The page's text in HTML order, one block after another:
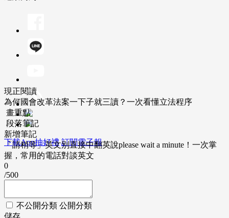
下載App抽好禮 訂閱電子報
現正閱讀
為何國會改革法案一下子就三讀？一次看懂立法程序
畫重點
段落筆記
新增筆記
「請稍等」英文別直接中翻英說please wait a minute！一次掌
握，常用的電話對談英文
0
/500
不公開分類 公開分類
儲存